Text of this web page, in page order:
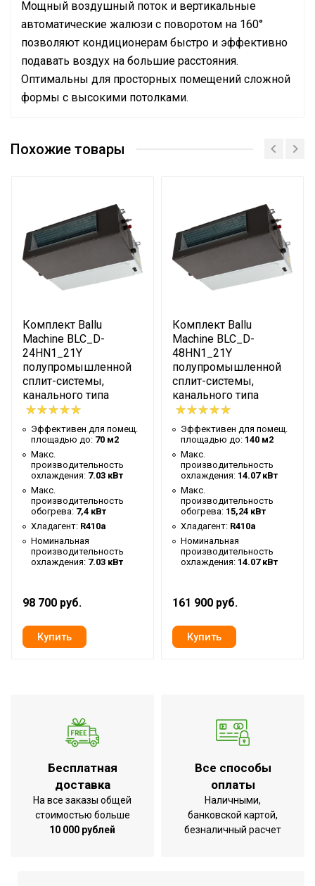
Мощный воздушный поток и вертикальные
автоматические жалюзи с поворотом на 160°
позволяют кондиционерам быстро и эффективно
подавать воздух на большие расстояния.
Оптимальны для просторных помещений сложной
формы с высокими потолками.
площадью до
Макс. производительность
обогрева
17 кВт
Хладагент
R410a
Номинальная
производительность
16 кВт
Номинальная
производительность обогрева
17 кВт
Уровень шума внутр. блока
48 дБ
Гарантийный срок
3 года
Бренд
Ballu
Макс. рабочая температура
воздуха для внешнего блока
43 °С
Мин. рабочая температура
воздуха для внешнего блока
-15 °С
Тип блока
Колонный
Цвет корпуса внешнего блока
Цвет корпуса внутр. блока
Белый
Количество ступеней
1
Макс. уровень шума внешнего
58 дБ
Таймер на включение
Да
Таймер на отключение
Да
Установка реального времени
Да
Регулировка положения
жалюзи с пульта
Да
Регулировка температуры
Да
Похожие товары
Комплект Ballu
Machine BLC_D-
24HN1_21Y
полупромышленной
сплит-системы,
канального типа
Эффективен для помещ.
площадью до: 70 м2
Макс.
производительность
охлаждения: 7.03 кВт
Макс.
производительность
обогрева: 7,4 кВт
Хладагент: R410a
Номинальная
производительность
охлаждения: 7.03 кВт
98 700 руб.
Комплект Ballu
Machine BLC_D-
48HN1_21Y
полупромышленной
сплит-системы,
канального типа
Эффективен для помещ.
площадью до: 140 м2
Макс.
производительность
охлаждения: 14.07 кВт
Макс.
производительность
обогрева: 15,24 кВт
Хладагент: R410a
Номинальная
производительность
охлаждения: 14.07 кВт
161 900 руб.
Бесплатная
доставка
На все заказы общей
стоимостью больше
10 000 рублей
Все способы
оплаты
Наличными,
банковской картой,
безналичный расчет